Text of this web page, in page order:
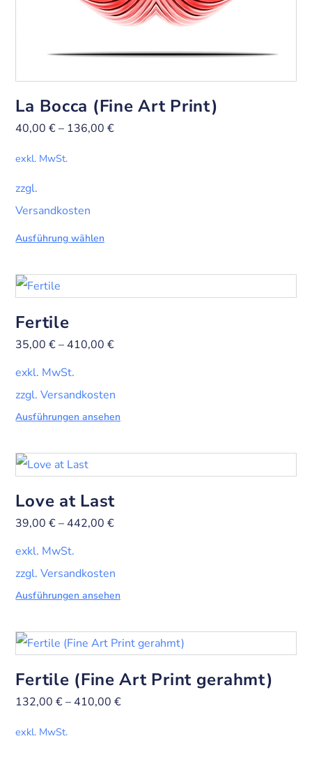
La Bocca (Fine Art Print)
40,00€– 136,00€
exkl. MwSt.
zzgl.
Versandkosten
Ausführung wählen
Fertile
35,00€– 410,00€
exkl. MwSt.
zzgl. Versandkosten
Ausführungen ansehen
Love at Last
39,00€– 442,00€
exkl. MwSt.
zzgl. Versandkosten
Ausführungen ansehen
Fertile (Fine Art Print gerahmt)
132,00€– 410,00€
exkl. MwSt.